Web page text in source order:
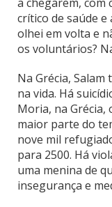
crítico de saúde
olhei em volta e
os voluntários?
Na Grécia,
na vida. Há
Moria, na Grécia,
maior parte do
nove mil
para 2500. Há
uma menina de
insegurança e